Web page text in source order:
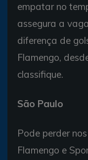
empatar no
assegura a
diferença de
Flamengo,
classifique.
São Paulo
Pode perder
Flamengo e